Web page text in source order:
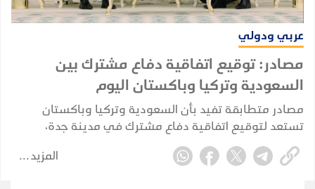
عربي ودولي
مصادر: توقيع اتفاقية دفاع مشترك بين
السعودية وتركيا وباكستان اليوم
مصادر متطابقة تفيد بأن السعودية وتركيا وباكستان
تستعد لتوقيع اتفاقية دفاع مشترك في مدينة جدة،
بمشاركة ولي العهد السعودي الأمير محمد بن سلمان،
والرئيس التركي رجب طيب أردوغان، ورئيس الوزراءالمزيد